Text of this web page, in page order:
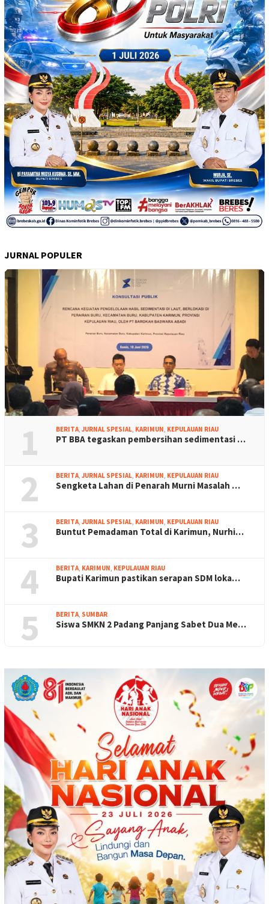
JURNAL POPULER
1 BERITA, JURNAL SPESIAL, KARIMUN, KEPULAUAN RIAU
PT BBA tegaskan pembersihan sedimentasi …
2 BERITA, JURNAL SPESIAL, KARIMUN, KEPULAUAN RIAU
Sengketa Lahan di Penarah Murni Masalah …
3 BERITA, JURNAL SPESIAL, KARIMUN, KEPULAUAN RIAU
Buntut Pemadaman Total di Karimun, Nurhi…
4 BERITA, KARIMUN, KEPULAUAN RIAU
Bupati Karimun pastikan serapan SDM loka…
5 BERITA, SUMBAR
Siswa SMKN 2 Padang Panjang Sabet Dua Me…